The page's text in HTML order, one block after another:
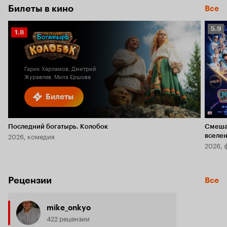
Билеты в кино Все
Билеты
Рейтинг
Кинопоиска
1.8
Гарик Харламов, Дмитрий
Журавлев, Мила Ершова
Последний богатырь. Колобок
2026, комедия
5.9
5.9
2026,
Рецензии Все
mike_onkyo
422 рецензии